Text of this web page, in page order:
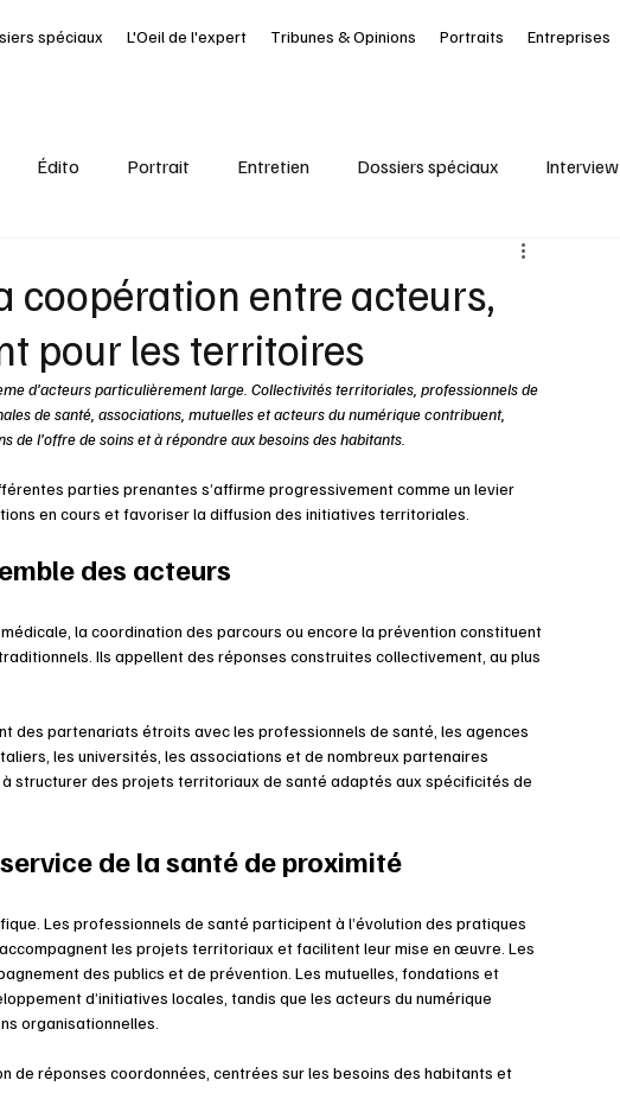
spéciaux L'Oeil de l'expert Tribunes & Opinions Portraits Entreprises
Édito Portrait Entretien Dossiers spéciaux Interview
Kiosque
Journal des Départements Seine-Maritime
coopération entre acteurs,
pour les territoires
d’acteurs particulièrement large. Collectivités territoriales, professionnels de
de santé, associations, mutuelles et acteurs du numérique contribuent,
l’offre de soins et à répondre aux besoins des habitants.
parties prenantes s’affirme progressivement comme un levier
en cours et favoriser la diffusion des initiatives territoriales.
des acteurs
la coordination des parcours ou encore la prévention constituent
Ils appellent des réponses construites collectivement, au plus
des partenariats étroits avec les professionnels de santé, les agences
les universités, les associations et de nombreux partenaires
structurer des projets territoriaux de santé adaptés aux spécificités de
de la santé de proximité
Les professionnels de santé participent à l’évolution des pratiques
les projets territoriaux et facilitent leur mise en œuvre. Les
des publics et de prévention. Les mutuelles, fondations et
d’initiatives locales, tandis que les acteurs du numérique
organisationnelles.
de réponses coordonnées, centrées sur les besoins des habitants et